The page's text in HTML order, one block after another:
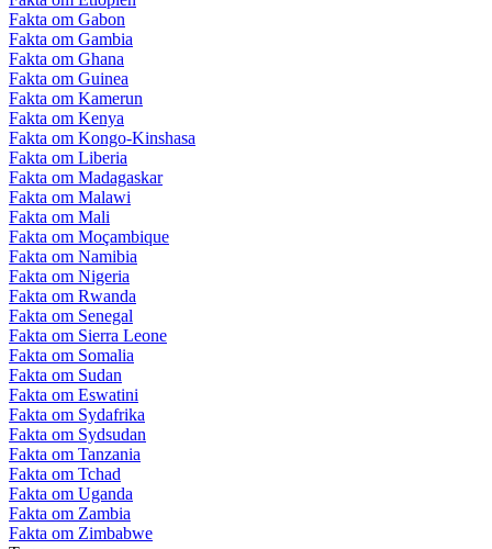
Fakta om Gabon
Fakta om Gambia
Fakta om Ghana
Fakta om Guinea
Fakta om Kamerun
Fakta om Kenya
Fakta om Kongo-Kinshasa
Fakta om Liberia
Fakta om Madagaskar
Fakta om Malawi
Fakta om Mali
Fakta om Moçambique
Fakta om Namibia
Fakta om Nigeria
Fakta om Rwanda
Fakta om Senegal
Fakta om Sierra Leone
Fakta om Somalia
Fakta om Sudan
Fakta om Eswatini
Fakta om Sydafrika
Fakta om Sydsudan
Fakta om Tanzania
Fakta om Tchad
Fakta om Uganda
Fakta om Zambia
Fakta om Zimbabwe